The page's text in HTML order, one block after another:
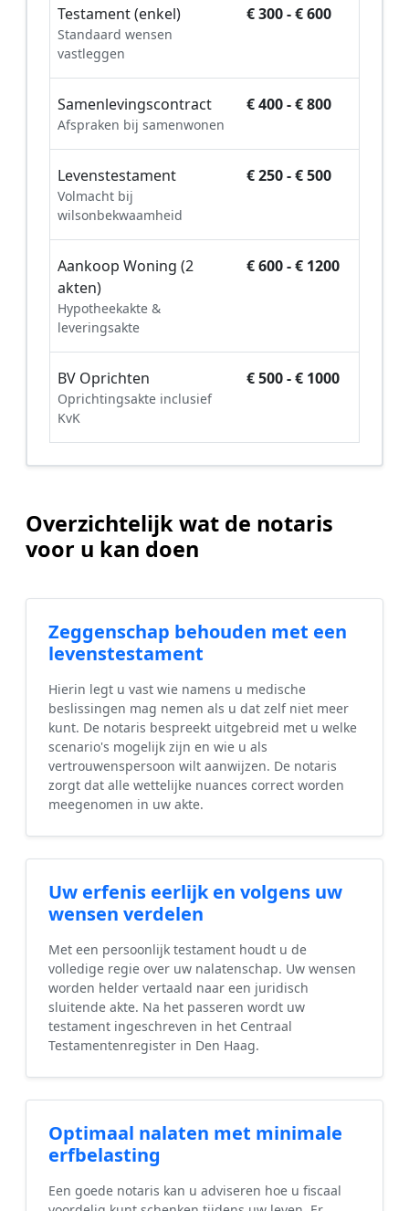
Testament (enkel)
Standaard wensen
vastleggen
€ 300 - € 600
Samenlevingscontract
Afspraken bij samenwonen
€ 400 - € 800
Levenstestament
Volmacht bij
wilsonbekwaamheid
€ 250 - € 500
Aankoop Woning (2
akten)
Hypotheekakte &
leveringsakte
€ 600 - € 1200
BV Oprichten
Oprichtingsakte inclusief
KvK
€ 500 - € 1000
Overzichtelijk wat de notaris
voor u kan doen
Zeggenschap behouden met een
levenstestament
Hierin legt u vast wie namens u medische
beslissingen mag nemen als u dat zelf niet meer
kunt. De notaris bespreekt uitgebreid met u welke
scenario's mogelijk zijn en wie u als
vertrouwenspersoon wilt aanwijzen. De notaris
zorgt dat alle wettelijke nuances correct worden
meegenomen in uw akte.
Uw erfenis eerlijk en volgens uw
wensen verdelen
Met een persoonlijk testament houdt u de
volledige regie over uw nalatenschap. Uw wensen
worden helder vertaald naar een juridisch
sluitende akte. Na het passeren wordt uw
testament ingeschreven in het Centraal
Testamentenregister in Den Haag.
Optimaal nalaten met minimale
erfbelasting
Een goede notaris kan u adviseren hoe u fiscaal